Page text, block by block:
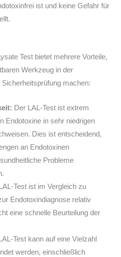
ist und keine Gefahr für
Test bietet mehrere Vorteile,
Werkzeug in der
machen:
Der LAL-Test ist extrem
Endotoxine in sehr niedrigen
Dies ist entscheidend,
an Endotoxinen
Probleme
Test ist im Vergleich zu
Endotoxindiagnose relativ
eine schnelle Beurteilung der
Test kann auf eine Vielzahl
werden, einschließlich